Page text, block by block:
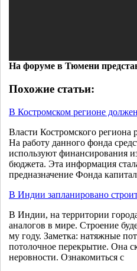
На форуме в Тюмени
Похожие статьи:
В Костромском регионе
Власти Костромского
На работу данного фонда
используют финансирования
бюджета. Эта информация
предназначение Фонда
В Индии запланировано
В Индии, на территории
аналогов в мире. Строение
му году. Заметка: натяжные
потолочное перекрытие. Она
неровности. Ознакомиться с